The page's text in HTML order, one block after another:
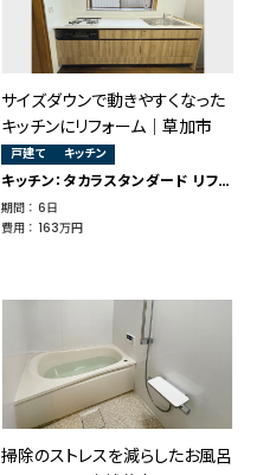
サイズダウンで動きやすくなった
キッチンにリフォーム｜草加市
戸建て キッチン
キッチン：タカラスタンダード リフィット
期間 ： 6日
費用 ： 163万円
掃除のストレスを減らしたお風呂